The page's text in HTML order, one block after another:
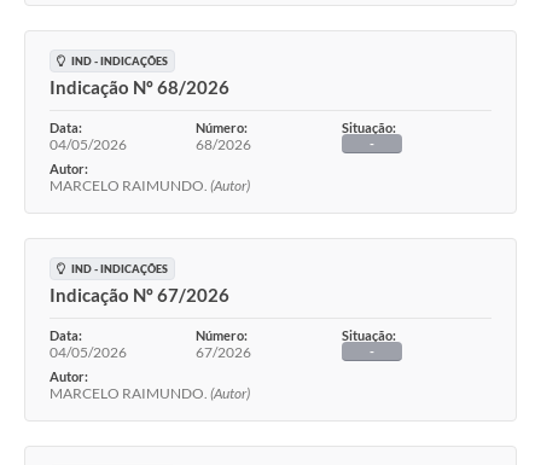
IND - INDICAÇÕES
Indicação Nº 68/2026
Data:
04/05/2026
Número:
68/2026
Situação:
-
Autor:
MARCELO RAIMUNDO. (Autor)
IND - INDICAÇÕES
Indicação Nº 67/2026
Data:
04/05/2026
Número:
67/2026
Situação:
-
Autor:
MARCELO RAIMUNDO. (Autor)